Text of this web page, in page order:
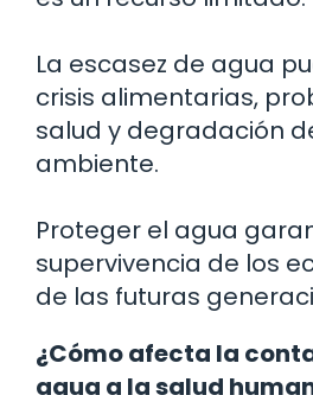
La escasez de agua
crisis alimentarias,
salud y degradación
ambiente.
Proteger el agua
supervivencia de los
de las futuras
¿Cómo afecta la
agua a la salud